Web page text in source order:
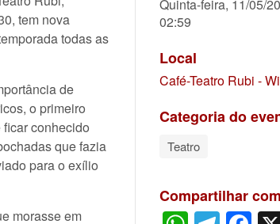
tem nova
todas as
de
o primeiro
conhecido
que fazia
para o exílio
morasse em
Quinta-feira, 11/05/
02:59
Local
Café-Teatro Rubi -
Categoria do
Teatro
Compartilhar